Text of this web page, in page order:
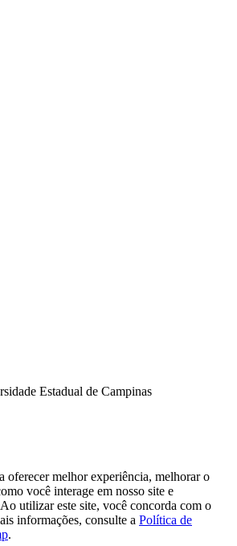
Estadual de Campinas
oferecer melhor experiência, melhorar o
você interage em nosso site e
utilizar este site, você concorda com o
informações, consulte a Política de
.